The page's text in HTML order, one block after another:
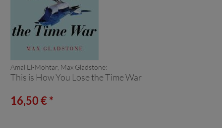
Amal El-Mohtar, Max Gladstone:
This is How You Lose the Time War
16,50 € *